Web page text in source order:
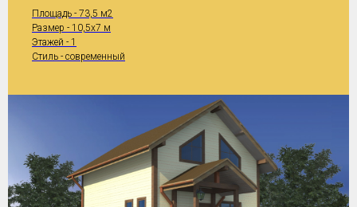
Площадь - 73,5 м2
Размер - 10,5x7 м
Этажей - 1
Стиль - современный